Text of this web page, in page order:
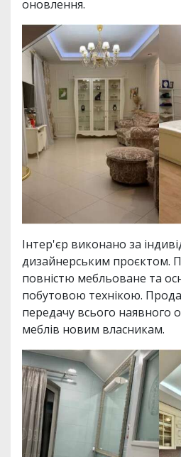
оновлення.
Інтер'єр виконано за
дизайнерським проєктом.
повністю мебльоване та
побутовою технікою.
передачу всього наявного
меблів новим власникам.